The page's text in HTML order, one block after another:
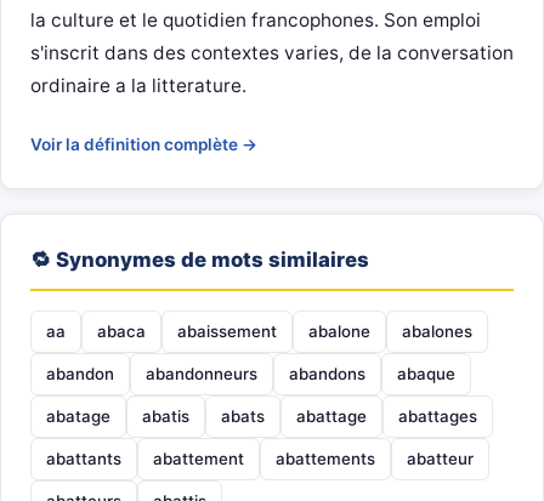
la culture et le quotidien francophones. Son emploi
s'inscrit dans des contextes varies, de la conversation
ordinaire a la litterature.
Voir la définition complète →
🔁 Synonymes de mots similaires
aa abaca abaissement abalone abalones
abandon abandonneurs abandons abaque
abatage abatis abats abattage abattages
abattants abattement abattements abatteur